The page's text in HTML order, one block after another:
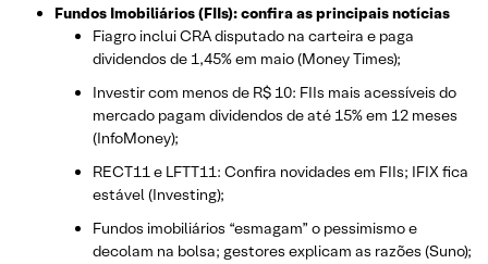
Fundos Imobiliários (FIIs): confira as principais notícias
Fiagro inclui CRA disputado na carteira e paga
dividendos de 1,45% em maio (Money Times);
Investir com menos de R$ 10: FIIs mais acessíveis do
mercado pagam dividendos de até 15% em 12 meses
(InfoMoney);
RECT11 e LFTT11: Confira novidades em FIIs; IFIX fica
estável (Investing);
Fundos imobiliários “esmagam” o pessimismo e
decolam na bolsa; gestores explicam as razões (Suno);